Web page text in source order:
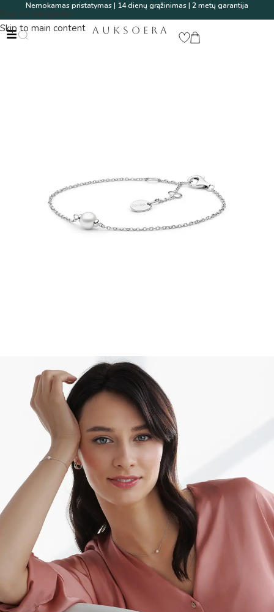
Skip to navigation
Skip to main content
Nemokamas pristatymas | 14 dienų grąžinimas | 2 metų garantija
AUKSOERA